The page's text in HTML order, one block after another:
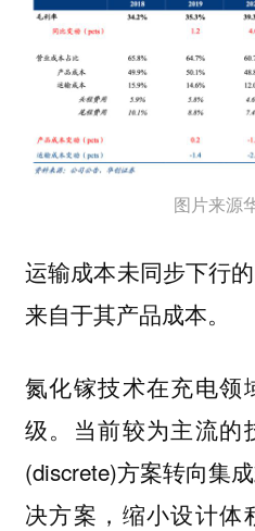
图片来源
运输成本未同步下行
来自于其产品成本。
氮化镓技术在充电领
级。当前较为主流的
(discrete)方案转向集
决方案，缩小设计体